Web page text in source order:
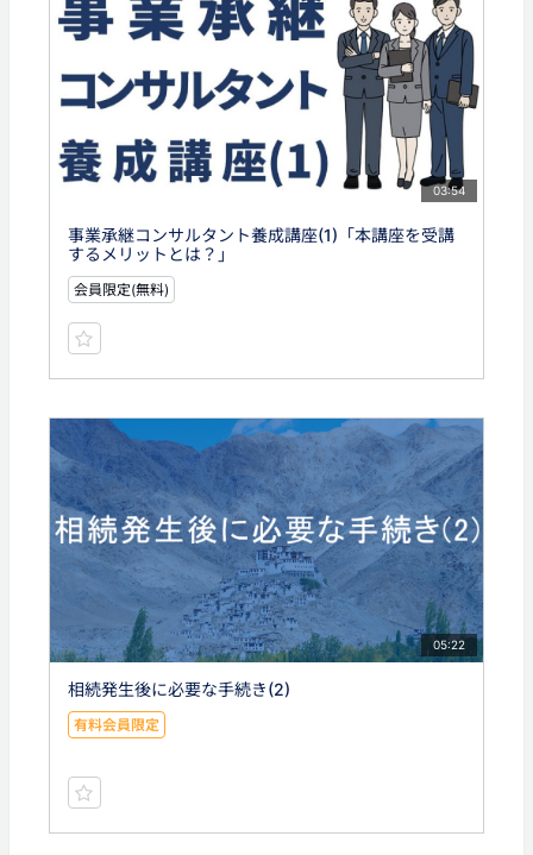
03:54
事業承継コンサルタント養成講座(1)「本講座を受講
するメリットとは？」
会員限定(無料)
05:22
相続発生後に必要な手続き(2)
有料会員限定